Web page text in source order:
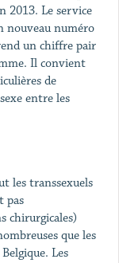
2013. Le service
nouveau numéro
un chiffre pair
Il convient
de
entre les
les transsexuels
pas
chirurgicales)
que les
Les